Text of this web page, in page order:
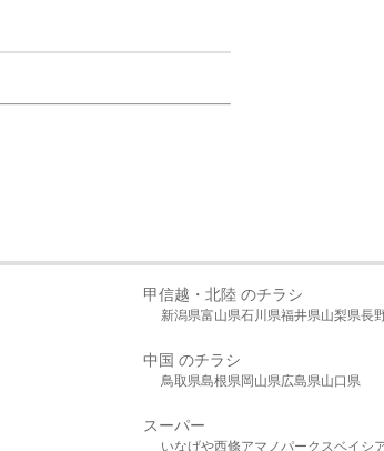
甲信越・北陸 のチラシ
新潟県富山県石川県福井県山梨県長
中国 のチラシ
鳥取県島根県岡山県広島県山口県
スーパー
いなげや西條アマノパークスベイシ